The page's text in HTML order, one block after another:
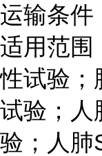
运输条件
适用范围
性试验；
试验；人
验；人肺